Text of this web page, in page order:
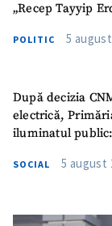
„Recep Tayyip
POLITIC 5
După decizia
electrică,
iluminatul
SOCIAL 5 august